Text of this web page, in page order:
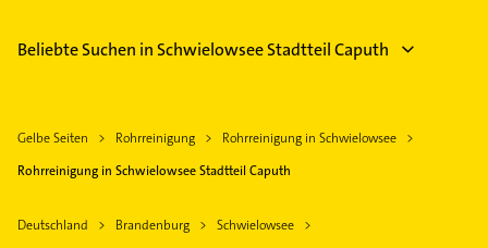
Beliebte Suchen in Schwielowsee Stadtteil Caputh
Gelbe Seiten Rohrreinigung
Rohrreinigung in Schwielowsee
Rohrreinigung in Schwielowsee Stadtteil Caputh
Deutschland Brandenburg
Schwielowsee